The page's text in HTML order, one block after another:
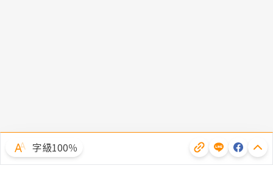
字級100％